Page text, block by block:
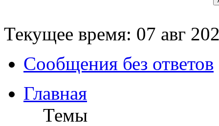
Текущее время: 07 авг
Сообщения без ответов
Главная
Темы